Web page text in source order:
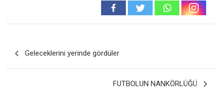
Geleceklerini yerinde gördüler
FUTBOLUN NANKÖRLÜĞÜ